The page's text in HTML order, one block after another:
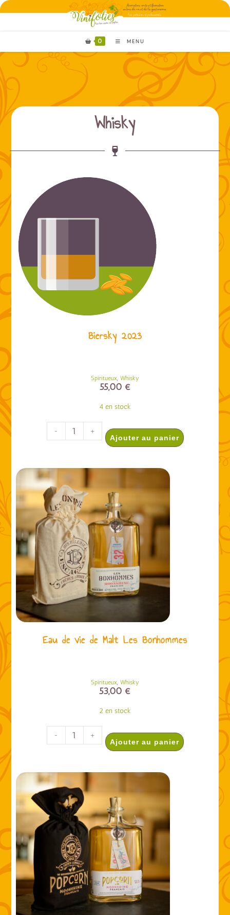
0 MENU
Whisky
Biersky 2023
Spiritueux, Whisky
55,00 €
4 en stock
- +
Ajouter au panier
Eau de vie de Malt Les Bonhommes
Spiritueux, Whisky
53,00 €
2 en stock
- +
Ajouter au panier